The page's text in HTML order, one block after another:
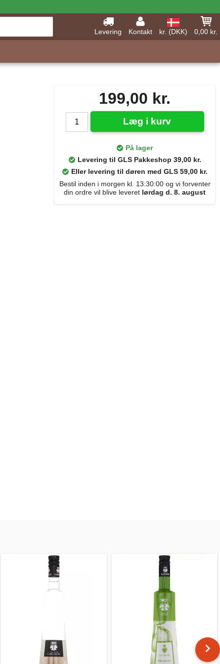
Levering Kontakt kr. (DKK)
0,00 kr.
199,00 kr.
Læg i kurv
På lager
Levering til GLS Pakkeshop 39,00 kr.
Eller levering til døren med GLS 59,00 kr.
Bestil inden i morgen kl. 13:30:00 og vi forventer
din ordre vil blive leveret lørdag d. 8. august